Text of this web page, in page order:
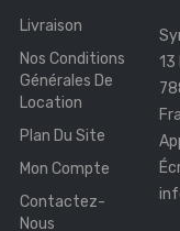
Livraison
Nos Conditions
Générales De
Location
Plan Du Site
Mon Compte
Contactez-
Nous